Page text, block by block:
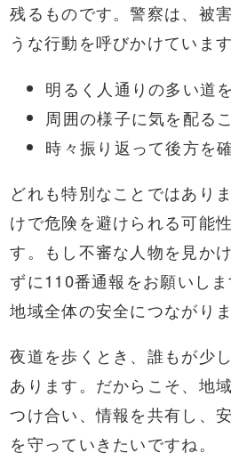
残るものです。警察は、被
うな行動を呼びかけています
明るく人通りの多い道
周囲の様子に気を配る
時々振り返って後方を
どれも特別なことではあり
けで危険を避けられる可能
す。もし不審な人物を見か
ずに110番通報をお願いしま
地域全体の安全につながりま
夜道を歩くとき、誰もが少
あります。だからこそ、地
つけ合い、情報を共有し、
を守っていきたいですね。